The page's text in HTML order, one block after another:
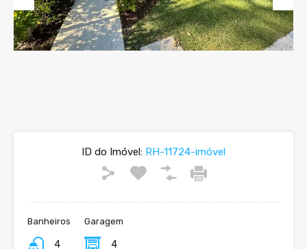
Previous Next
ID do Imóvel: RH-11724-imóvel
Banheiros
4
Garagem
4